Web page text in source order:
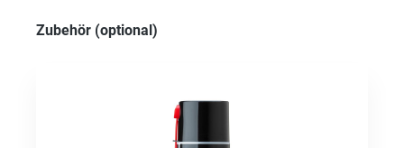
Produktgalerie überspringen
Zubehör (optional)